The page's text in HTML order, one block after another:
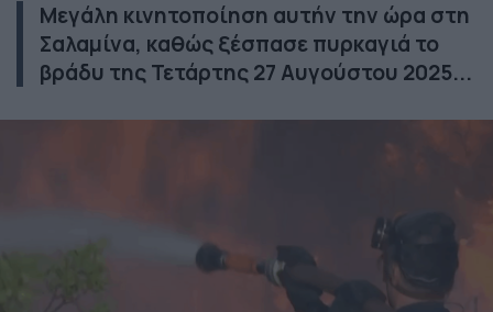
Μεγάλη κινητοποίηση αυτήν την ώρα στη
Σαλαμίνα, καθώς ξέσπασε πυρκαγιά το
βράδυ της Τετάρτης 27 Αυγούστου 2025...